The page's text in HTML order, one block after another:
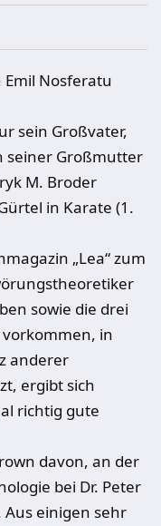
Nosferatu
sein Großvater,
seiner Großmutter
M. Broder
in Karate (1.
„Lea“ zum
sowie die drei
in
anderer
ergibt sich
richtig gute
davon, an der
bei Dr. Peter
einigen sehr